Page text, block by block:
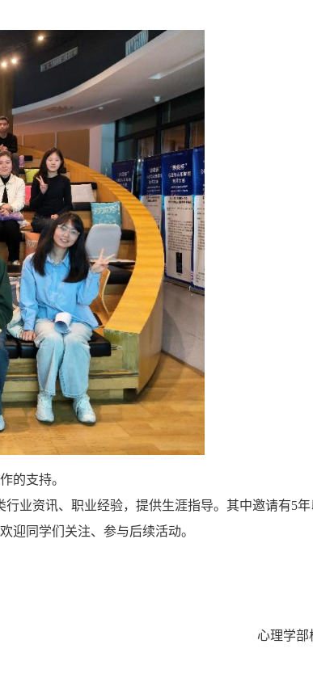
的支持。
业资讯、职业经验，提供生涯指导。其中邀请有5年
迎同学们关注、参与后续活动。
心理学部